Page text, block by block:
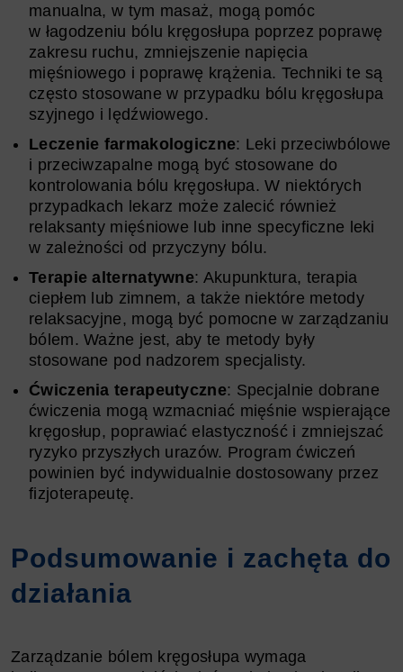
manualna, w tym masaż, mogą pomóc
w łagodzeniu bólu kręgosłupa poprzez poprawę
zakresu ruchu, zmniejszenie napięcia
mięśniowego i poprawę krążenia. Techniki te są
często stosowane w przypadku bólu kręgosłupa
szyjnego i lędźwiowego.
Leczenie farmakologiczne: Leki przeciwbólowe
i przeciwzapalne mogą być stosowane do
kontrolowania bólu kręgosłupa. W niektórych
przypadkach lekarz może zalecić również
relaksanty mięśniowe lub inne specyficzne leki
w zależności od przyczyny bólu.
Terapie alternatywne: Akupunktura, terapia
ciepłem lub zimnem, a także niektóre metody
relaksacyjne, mogą być pomocne w zarządzaniu
bólem. Ważne jest, aby te metody były
stosowane pod nadzorem specjalisty.
Ćwiczenia terapeutyczne: Specjalnie dobrane
ćwiczenia mogą wzmacniać mięśnie wspierające
kręgosłup, poprawiać elastyczność i zmniejszać
ryzyko przyszłych urazów. Program ćwiczeń
powinien być indywidualnie dostosowany przez
fizjoterapeutę.
Podsumowanie i zachęta do
działania
Zarządzanie bólem kręgosłupa wymaga